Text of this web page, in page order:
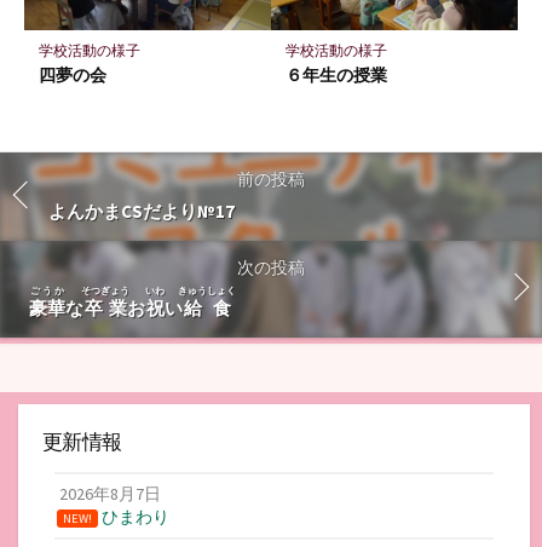
学校活動の様子
四夢の会
学校活動の様子
６年生の授業
前の投稿
よんかまCSだより№17
次の投稿
豪華
ごうか
な卒業
そつぎょう
お祝
いわ
い給食
きゅうしょく
更新情報
2026年8月7日
NEW!
ひまわり